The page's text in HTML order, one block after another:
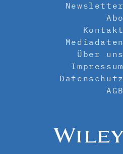
Newsletter
Abo
Kontakt
Mediadaten
Über uns
Impressum
Datenschutz
AGB